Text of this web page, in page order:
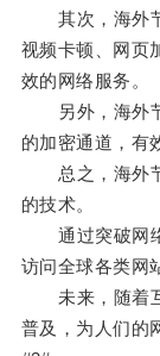
其次，海外节
视频卡顿、网页
效的网络服务。
另外，海外节
的加密通道，有
总之，海外节
的技术。
通过突破网络
访问全球各类网
未来，随着互
普及，为人们的